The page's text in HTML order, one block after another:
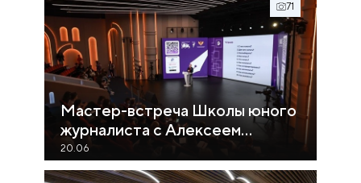
71
20.06
Мастер-встреча Школы юного
журналиста с Алексеем
Чеснаковым